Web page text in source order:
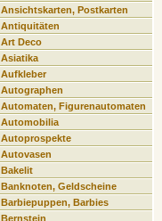
Ansichtskarten, Postkarten
Antiquitäten
Art Deco
Asiatika
Aufkleber
Autographen
Automaten, Figurenautomaten
Automobilia
Autoprospekte
Autovasen
Bakelit
Banknoten, Geldscheine
Barbiepuppen, Barbies
Bernstein